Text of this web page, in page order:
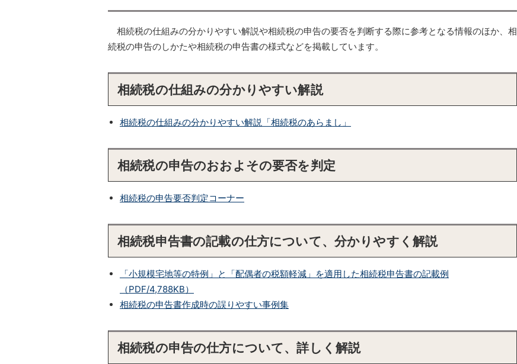
相続税の仕組みの分かりやすい解説や相続税の申告の要否を判断する際に参考となる情報のほか、相
続税の申告のしかたや相続税の申告書の様式などを掲載しています。
相続税の仕組みの分かりやすい解説
相続税の仕組みの分かりやすい解説「相続税のあらまし」
相続税の申告のおおよその要否を判定
相続税の申告要否判定コーナー
相続税申告書の記載の仕方について、分かりやすく解説
「小規模宅地等の特例」と「配偶者の税額軽減」を適用した相続税申告書の記載例
（PDF/4,788KB）
相続税の申告書作成時の誤りやすい事例集
相続税の申告の仕方について、詳しく解説